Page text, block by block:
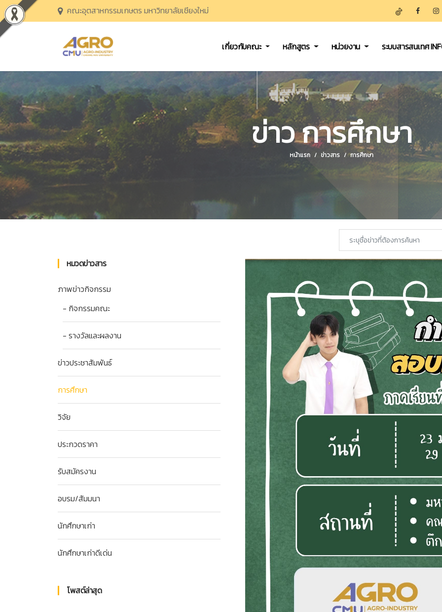
คณะอุตสาหกรรมเกษตร มหาวิทยาลัยเชียงใหม่
เกี่ยวกับคณะ หลักสูตร หน่วยงาน ระบบสารสนเทศ
ข่าว การศึกษา
หน้าแรก ข่าวสาร การศึกษา
หมวดข่าวสาร
ภาพข่าวกิจกรรม
- กิจกรรมคณะ
- รางวัลและผลงาน
ข่าวประชาสัมพันธ์
การศึกษา
วิจัย
ประกวดราคา
รับสมัครงาน
อบรม/สัมมนา
นักศึกษาเก่า
นักศึกษาเก่าดีเด่น
โพสต์ล่าสุด